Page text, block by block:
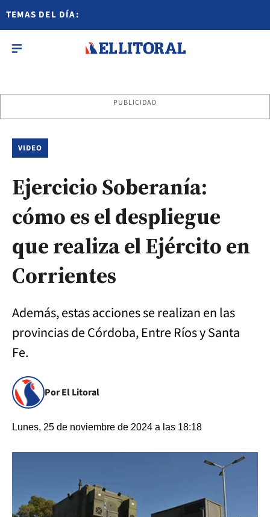
TEMAS DEL DÍA:
PUBLICIDAD
VIDEO
Ejercicio Soberanía:
cómo es el despliegue
que realiza el Ejército en
Corrientes
Además, estas acciones se realizan en las
provincias de Córdoba, Entre Ríos y Santa
Fe.
Por El Litoral
Lunes, 25 de noviembre de 2024 a las 18:18